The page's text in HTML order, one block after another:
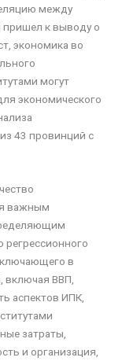
между
к выводу о
экономика во
могут
экономического
43 провинций с
важным
в
ВВП,
аспектов ИПК,
затраты,
и организация,